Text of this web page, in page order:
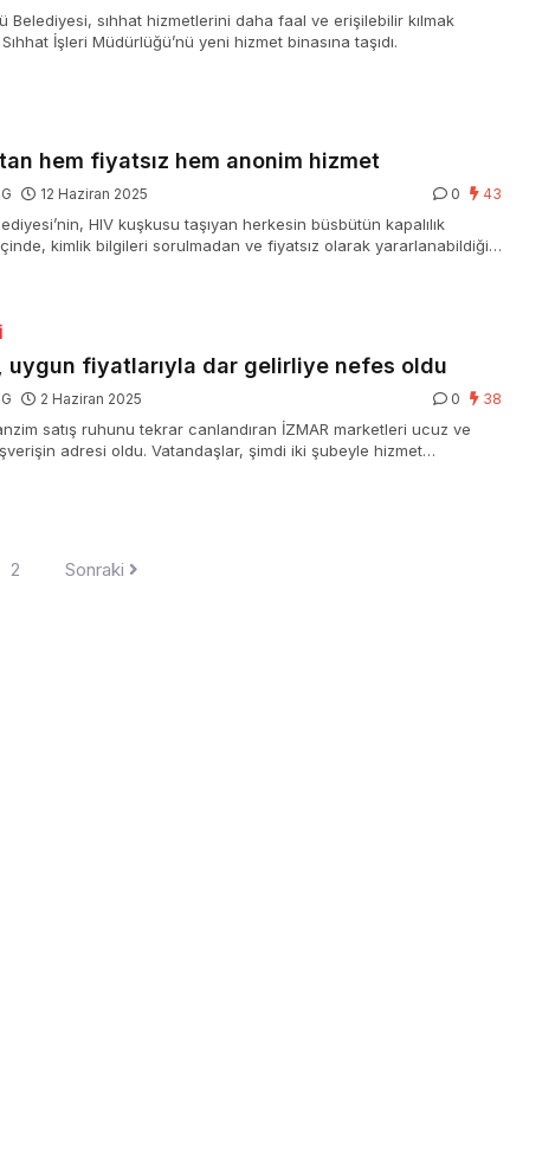
Belediyesi, sıhhat hizmetlerini daha faal ve erişilebilir kılmak
İşleri Müdürlüğü’nü yeni hizmet binasına taşıdı.
hem fiyatsız hem anonim hizmet
12 Haziran 2025 0 43
HIV kuşkusu taşıyan herkesin büsbütün kapalılık
kimlik bilgileri sorulmadan ve fiyatsız olarak yararlanabildiği
uygun fiyatlarıyla dar gelirliye nefes oldu
2 Haziran 2025 0 38
satış ruhunu tekrar canlandıran İZMAR marketleri ucuz ve
adresi oldu. Vatandaşlar, şimdi iki şubeyle hizmet
2 Sonraki